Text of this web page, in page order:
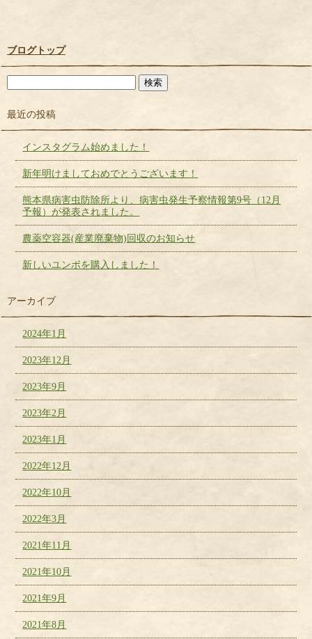
ブログトップ
最近の投稿
インスタグラム始めました！
新年明けましておめでとうございます！
熊本県病害虫防除所より、病害虫発生予察情報第9号（12月
予報）が発表されました。
農薬空容器(産業廃棄物)回収のお知らせ
新しいユンボを購入しました！
アーカイブ
2024年1月
2023年12月
2023年9月
2023年2月
2023年1月
2022年12月
2022年10月
2022年3月
2021年11月
2021年10月
2021年9月
2021年8月